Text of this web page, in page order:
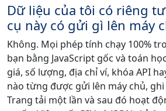
Dữ liệu của tôi có riêng
cụ này có gửi gì lên máy
Không. Mọi phép tính chạy 100%
bạn bằng JavaScript gốc và toán
giá, số lượng, địa chỉ ví, khóa API
nào từng được gửi lên máy chủ,
Trang tải một lần và sau đó hoạt